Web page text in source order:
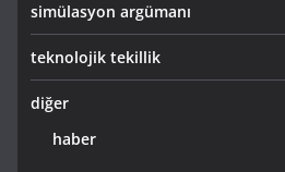
simülasyon argümanı
teknolojik tekillik
diğer
haber